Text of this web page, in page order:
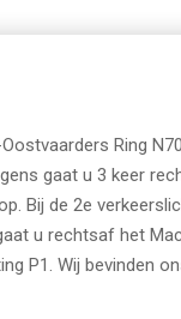
Ring
gaat u 3 keer
Bij de 2e
u rechtsaf het
P1. Wij bevinden